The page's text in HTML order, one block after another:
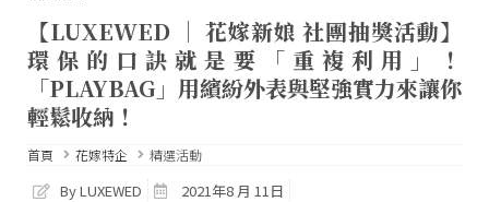
【LUXEWED │ 花嫁新娘 社團抽獎活動】
環保的口訣就是要「重複利用」！
「PLAYBAG」用繽紛外表與堅強實力來讓你
輕鬆收納！
首頁 花嫁特企 精選活動
By LUXEWED
2021年8 月 11日